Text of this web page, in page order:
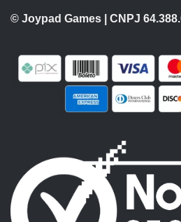
© Joypad Games | CNPJ